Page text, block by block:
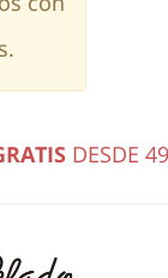
DESDE